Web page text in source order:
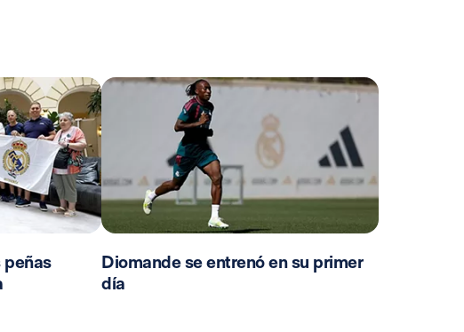
peñas
Diomande se entrenó en su primer
día